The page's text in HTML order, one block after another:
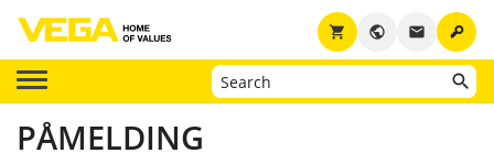
key
email
public
shopping_cart
PÅMELDING